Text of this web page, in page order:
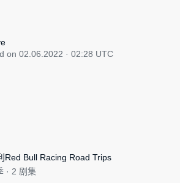
on 02.06.2022 · 02:28 UTC
Red Bull Racing Road Trips
· 2 剧集